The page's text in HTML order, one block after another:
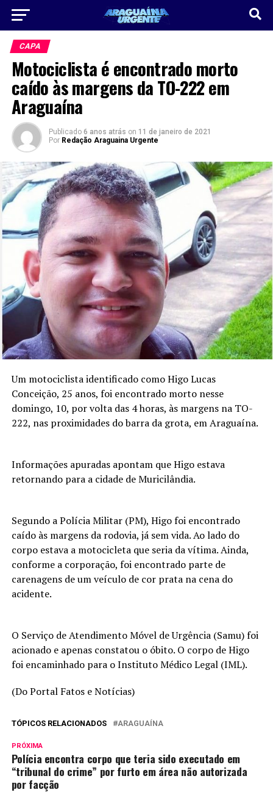
CAPA
Motociclista é encontrado morto
caído às margens da TO-222 em
Araguaína
Publicado 6 anos atrás on 11 de janeiro de 2021
Por Redação Araguaina Urgente
Um motociclista identificado como Higo Lucas
Conceição, 25 anos, foi encontrado morto nesse
domingo, 10, por volta das 4 horas, às margens na TO-
222, nas proximidades do barra da grota, em Araguaína.
Informações apuradas apontam que Higo estava
retornando para a cidade de Muricilândia.
Segundo a Polícia Militar (PM), Higo foi encontrado
caído às margens da rodovia, já sem vida. Ao lado do
corpo estava a motocicleta que seria da vítima. Ainda,
conforme a corporação, foi encontrado parte de
carenagens de um veículo de cor prata na cena do
acidente.
O Serviço de Atendimento Móvel de Urgência (Samu) foi
acionado e apenas constatou o óbito. O corpo de Higo
foi encaminhado para o Instituto Médico Legal (IML).
(Do Portal Fatos e Notícias)
TÓPICOS RELACIONADOS ARAGUAÍNA
PRÓXIMA
Polícia encontra corpo que teria sido executado em
“tribunal do crime” por furto em área não autorizada
por facção